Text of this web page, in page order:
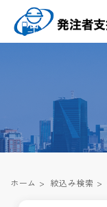
ホーム > 絞込み検索 >